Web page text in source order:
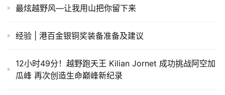
最炫越野风—让我用山把你留下来
经验 | 港百金银铜奖装备准备及建议
12小时49分！越野跑天王 Kilian Jornet 成功挑战阿空加
瓜峰 再次创造生命巅峰新纪录